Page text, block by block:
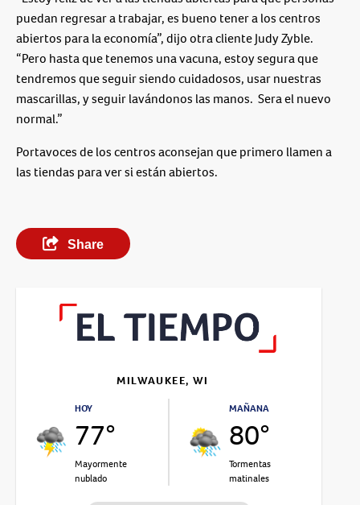
puedan regresar a trabajar, es bueno tener a los centros
abiertos para la economía”, dijo otra cliente Judy Zyble.
“Pero hasta que tenemos una vacuna, estoy segura que
tendremos que seguir siendo cuidadosos, usar nuestras
mascarillas, y seguir lavándonos las manos. Sera el nuevo
normal.”
Portavoces de los centros aconsejan que primero llamen a
las tiendas para ver si están abiertos.
Share
MILWAUKEE, WI
HOY
77°
Mayormente
nublado
MAÑANA
80°
Tormentas
matinales